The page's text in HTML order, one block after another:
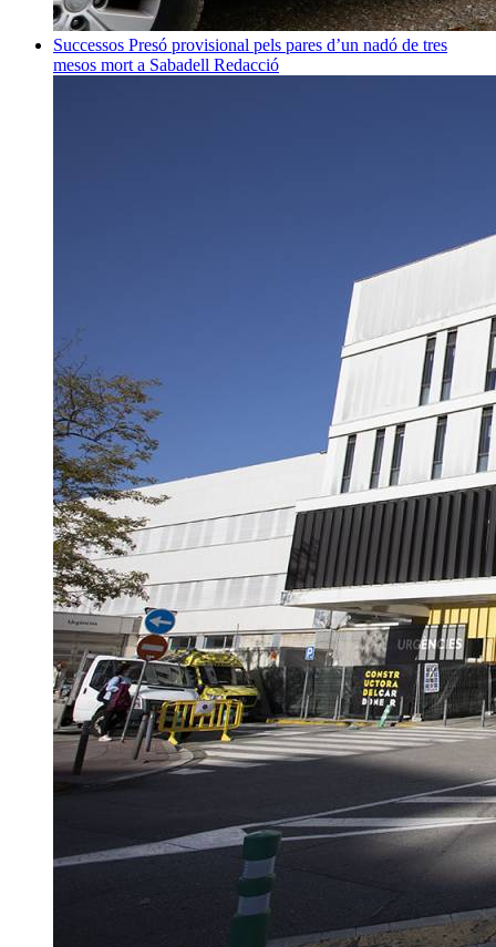
Successos Presó provisional pels pares d’un nadó de tres
mesos mort a Sabadell Redacció